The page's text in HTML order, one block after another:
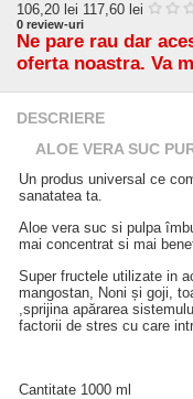
106,20 lei 117,60 lei
0 review-uri
Ne pare rau dar
oferta noastra. Va
DESCRIERE
ALOE VERA SUC
Un produs universal ce
sanatatea ta.
Aloe vera suc si pulpa
mai concentrat si mai
Super fructele utilizate in
mangostan, Noni și goji,
,sprijina apărarea
factorii de stres cu care
Cantitate 1000 ml